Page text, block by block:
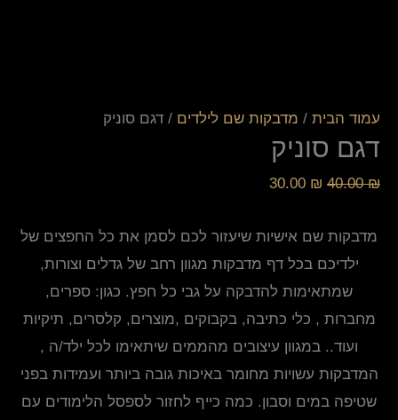
עמוד הבית / מדבקות שם לילדים / דגם סוניק
דגם סוניק
40.00₪
30.00 ₪
מדבקות שם אישיות שיעזור לכם לסמן את כל החפצים של
ילדיכם בכל דף מדבקות מגוון רחב של גדלים וצורות,
שמתאימות להדבקה על גבי כל חפץ. כגון: ספרים,
מחברות , כלי כתיבה, בקבוקים ,מוצרים, קלסרים, תיקיות
ועוד.. במגוון עיצובים מהממים שיתאימו לכל ילד/ה ,
המדבקות עשויות מחומר באיכות גובה ביותר ועמידות בפני
שטיפה במים וסבון. כמה כייף לחזור לספסל הלימודים עם